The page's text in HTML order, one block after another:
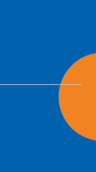
nytt fönster)
i ett nytt